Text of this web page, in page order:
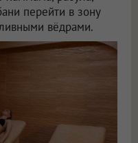
перейти в зону
вёдрами.